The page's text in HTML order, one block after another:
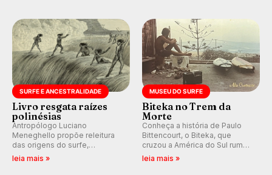
km/h em Itanhaém.
SURFE E ANCESTRALIDADE
Livro resgata raízes
polinésias
Antropólogo Luciano
Meneghello propõe releitura
das origens do surfe,
resgatando a cultura polinésia
leia mais »
MUSEU DO SURFE
Biteka no Trem da
Morte
Conheça a história de Paulo
Bittencourt, o Biteka, que
cruzou a América do Sul rumo
ao Pacífico em uma jornada
leia mais »